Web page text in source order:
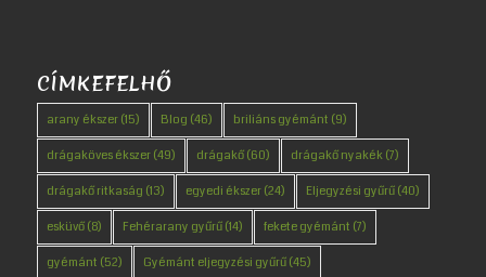
CÍMKEFELHŐ
arany ékszer(15) Blog (46) briliáns gyémánt (9)
drágaköves ékszer(49) drágakő(60) drágakő nyakék(7)
drágakő ritkaság (13) egyedi ékszer(24) Eljegyzési gyűrű(40)
esküvő(8) Fehérarany gyűrű(14) fekete gyémánt (7)
gyémánt (52) Gyémánt eljegyzési gyűrű(45)